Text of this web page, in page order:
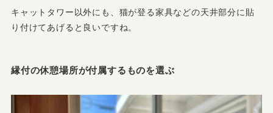
キャットタワー以外にも、猫が登る家具などの天井部分に貼
り付けてあげると良いですね。
縁付の休憩場所が付属するものを選ぶ